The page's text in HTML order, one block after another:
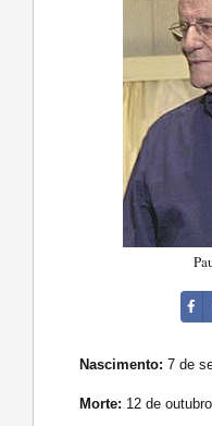
Nascimento: 7 de
Morte: 12 de